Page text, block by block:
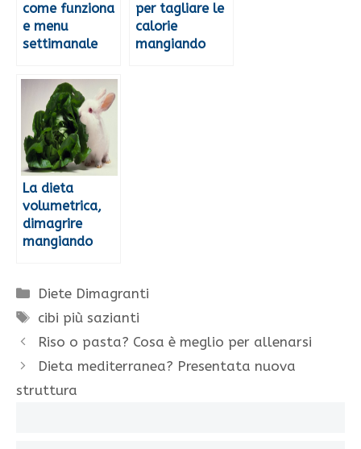
come funziona
e menu
settimanale
per tagliare le
calorie
mangiando
La dieta
volumetrica,
dimagrire
mangiando
Categorie
Diete Dimagranti
Tag
cibi più sazianti
Riso o pasta? Cosa è meglio per allenarsi
Dieta mediterranea? Presentata nuova
struttura